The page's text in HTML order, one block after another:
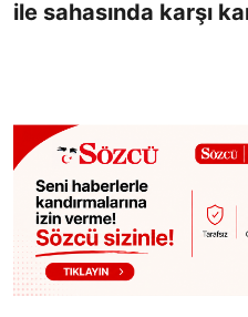
ile sahasında karşı